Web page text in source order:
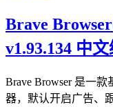
Brave
v1.93.134 中
Brave Browser 是一
器，默认开启广告、